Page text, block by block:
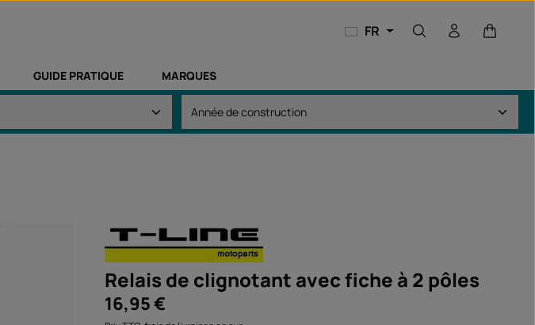
FR Le
GUIDE PRATIQUE MARQUES
Relais de clignotant avec fiche à 2 pôles
Prix régulier :
16,95 €